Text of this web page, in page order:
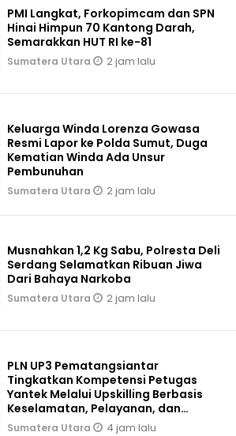
PMI Langkat, Forkopimcam dan SPN
Hinai Himpun 70 Kantong Darah,
Semarakkan HUT RI ke-81
Sumatera Utara 2 jam lalu
Keluarga Winda Lorenza Gowasa
Resmi Lapor ke Polda Sumut, Duga
Kematian Winda Ada Unsur
Pembunuhan
Sumatera Utara 2 jam lalu
Musnahkan 1,2 Kg Sabu, Polresta Deli
Serdang Selamatkan Ribuan Jiwa
Dari Bahaya Narkoba
Sumatera Utara 2 jam lalu
PLN UP3 Pematangsiantar
Tingkatkan Kompetensi Petugas
Yantek Melalui Upskilling Berbasis
Keselamatan, Pelayanan, dan
Keandalan
Sumatera Utara 4 jam lalu